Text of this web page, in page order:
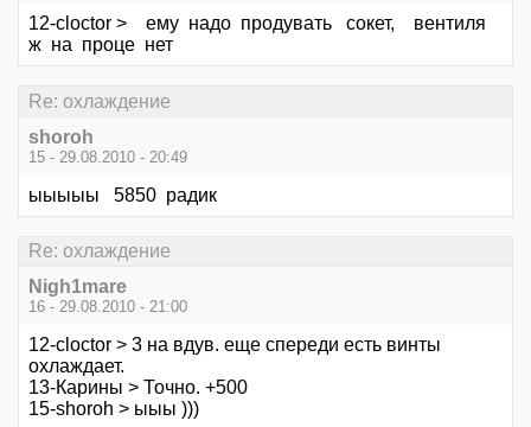
12-cloctor > ему надо продувать сокет, вентиля
ж на проце нет
Re: охлаждение
shoroh
15 - 29.08.2010 - 20:49
ыыыыы 5850 радик
Re: охлаждение
Nigh1mare
16 - 29.08.2010 - 21:00
12-cloctor > 3 на вдув. еще спереди есть винты
охлаждает.
13-Карины > Точно. +500
15-shoroh > ыыы )))